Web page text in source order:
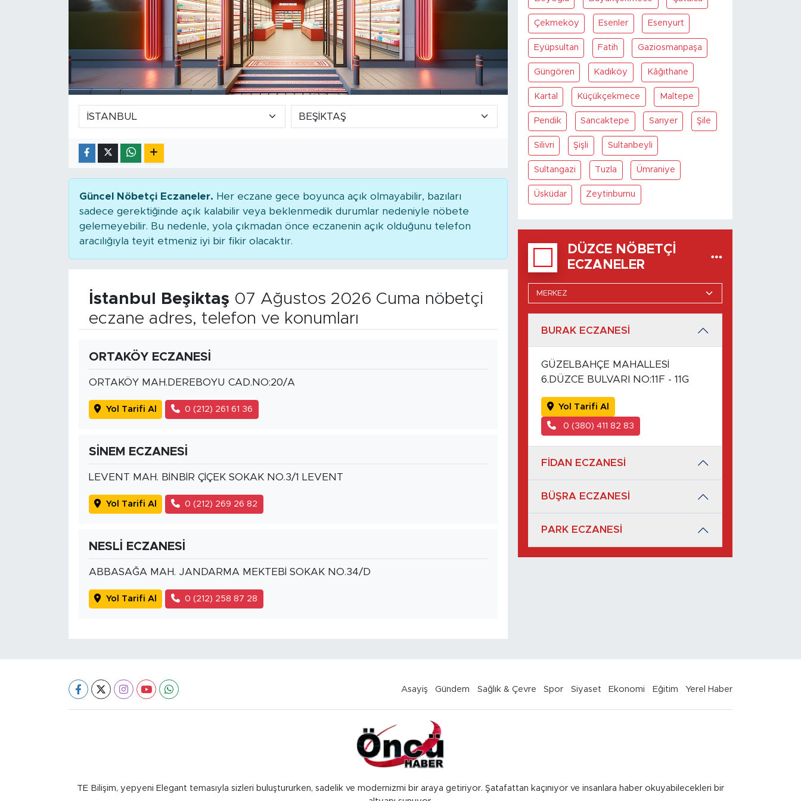
Güncel Nöbetçi Eczaneler. Her eczane gece boyunca açık olmayabilir, bazıları
sadece gerektiğinde açık kalabilir veya beklenmedik durumlar nedeniyle nöbete
gelemeyebilir. Bu nedenle, yola çıkmadan önce eczanenin açık olduğunu telefon
aracılığıyla teyit etmeniz iyi bir fikir olacaktır.
İstanbul Beşiktaş 07 Ağustos 2026 Cuma nöbetçi
eczane adres, telefon ve konumları
ORTAKÖY ECZANESİ
ORTAKÖY MAH.DEREBOYU CAD.NO:20/A
Yol Tarifi Al 0 (212) 261 61 36
SİNEM ECZANESİ
LEVENT MAH. BİNBİR ÇİÇEK SOKAK NO.3/1 LEVENT
Yol Tarifi Al 0 (212) 269 26 82
NESLİ ECZANESİ
ABBASAĞA MAH. JANDARMA MEKTEBİ SOKAK NO.34/D
Yol Tarifi Al 0 (212) 258 87 28
Çekmeköy Esenler Esenyurt
Eyüpsultan Fatih Gaziosmanpaşa
Güngören Kadıköy Kâğıthane
Kartal Küçükçekmece Maltepe
Pendik Sancaktepe Sarıyer Şile
Silivri Şişli Sultanbeyli
Sultangazi Tuzla Ümraniye
Üsküdar Zeytinburnu
DÜZCE NÖBETÇI
ECZANELER
BURAK ECZANESİ
GÜZELBAHÇE MAHALLESİ
6.DÜZCE BULVARI NO:11F - 11G
Yol Tarifi Al
0 (380) 411 82 83
FİDAN ECZANESİ
BÜŞRA ECZANESİ
PARK ECZANESİ
Asayiş Gündem Sağlık & Çevre Spor Siyaset Ekonomi Eğitim Yerel Haber
TE Bilişim, yepyeni Elegant temasıyla sizleri buluştururken, sadelik ve modernizmi bir araya getiriyor. Şatafattan kaçınıyor ve insanlara haber okuyabilecekleri bir